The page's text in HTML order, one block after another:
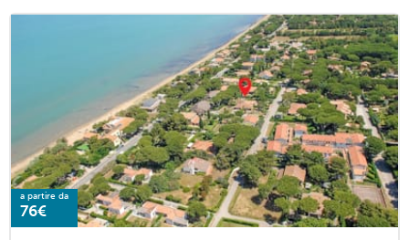
a partire da
76€